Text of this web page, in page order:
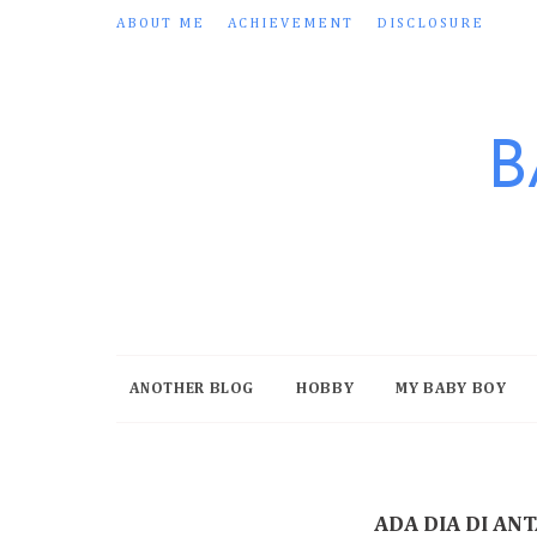
ABOUT ME ACHIEVEMENT DISCLOSURE
ANOTHER BLOG HOBBY MY BABY BOY
ADA DIA DI